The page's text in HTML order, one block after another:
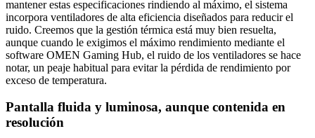
mantener estas especificaciones rindiendo al máximo, el sistema
incorpora ventiladores de alta eficiencia diseñados para reducir el
ruido. Creemos que la gestión térmica está muy bien resuelta,
aunque cuando le exigimos el máximo rendimiento mediante el
software OMEN Gaming Hub, el ruido de los ventiladores se hace
notar, un peaje habitual para evitar la pérdida de rendimiento por
exceso de temperatura.
Pantalla fluida y luminosa, aunque contenida en
resolución